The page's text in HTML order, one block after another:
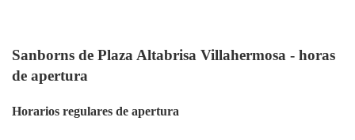
Sanborns de Plaza Altabrisa Villahermosa - horas
de apertura
Horarios regulares de apertura